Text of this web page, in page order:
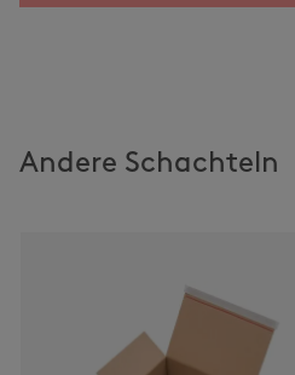
Andere Schachteln